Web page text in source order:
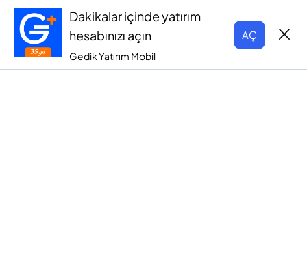
Dakikalar içinde yatırım
hesabınızı açın
Gedik Yatırım Mobil
AÇ